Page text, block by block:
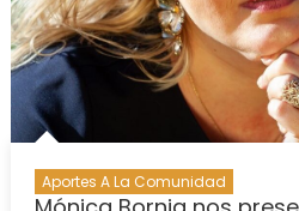
Aportes A La Comunidad